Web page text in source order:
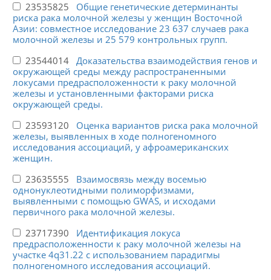
23535825 Общие генетические детерминанты
риска рака молочной железы у женщин Восточной
Азии: совместное исследование 23 637 случаев рака
молочной железы и 25 579 контрольных групп.
23544014 Доказательства взаимодействия генов и
окружающей среды между распространенными
локусами предрасположенности к раку молочной
железы и установленными факторами риска
окружающей среды.
23593120 Оценка вариантов риска рака молочной
железы, выявленных в ходе полногеномного
исследования ассоциаций, у афроамериканских
женщин.
23635555 Взаимосвязь между восемью
однонуклеотидными полиморфизмами,
выявленными с помощью GWAS, и исходами
первичного рака молочной железы.
23717390 Идентификация локуса
предрасположенности к раку молочной железы на
участке 4q31.22 с использованием парадигмы
полногеномного исследования ассоциаций.